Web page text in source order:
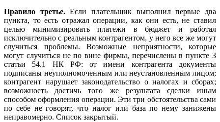
Правило третье.Если плательщик выполнил первые два
пункта, то есть отражал операции, как они есть, не ставил
целью минимизировать платежи в бюджет и работал
исключительно с реальным контрагентом, у него все же могут
случиться проблемы. Возможные неприятности, которые
могут случиться не по вине фирмы, перечислены в пункте 3
статьи 54.1 НК РФ: от имени контрагента документы
подписаны неуполномоченным или неустановленным лицом;
контрагент нарушает законодательство о налогах и сборах;
возможность достичь того же результата сделки иным
способом оформления операции. Эти три обстоятельства сами
по себе не говорят, что налог или база по нему занижены
неправомерно. Список закрытый.